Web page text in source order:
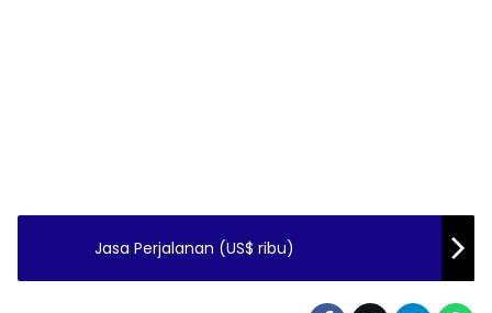
Jasa Perjalanan (US$ ribu)